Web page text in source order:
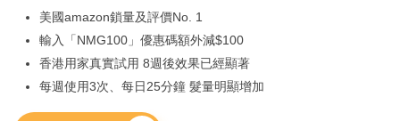
美國amazon鎖量及評價No. 1
輸入「NMG100」優惠碼額外減$100
香港用家真實試用 8週後效果已經顯著
每週使用3次、每日25分鐘 髮量明顯增加